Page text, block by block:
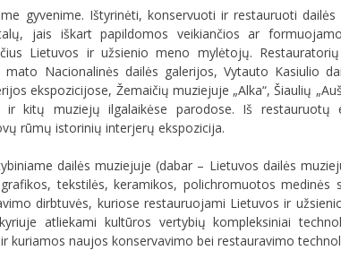
gyvenime. Ištyrinėti, konservuoti ir restauruoti
jais iškart papildomos veikiančios ar
Lietuvos ir užsienio meno mylėtojų.
Nacionalinės dailės galerijos, Vytauto Kasiulio
ekspozicijose, Žemaičių muziejuje „Alka“, Šiaulių
kitų muziejų ilgalaikėse parodose. Iš restauruotų
rūmų istorinių interjerų ekspozicija.
dailės muziejuje (dabar – Lietuvos dailės
tekstilės, keramikos, polichromuotos medinės
dirbtuvės, kuriose restauruojami Lietuvos ir
atliekami kultūros vertybių kompleksiniai
naujos konservavimo bei restauravimo